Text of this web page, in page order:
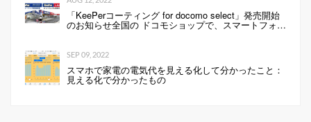
「KeePerコーティング for docomo select」発売開始
のお知らせ全国の ドコモショップで、スマートフォン
にKeePerコーティングを行います 企業リリース
SEP 09, 2022
スマホで家電の電気代を見える化して分かったこと：
見える化で分かったもの